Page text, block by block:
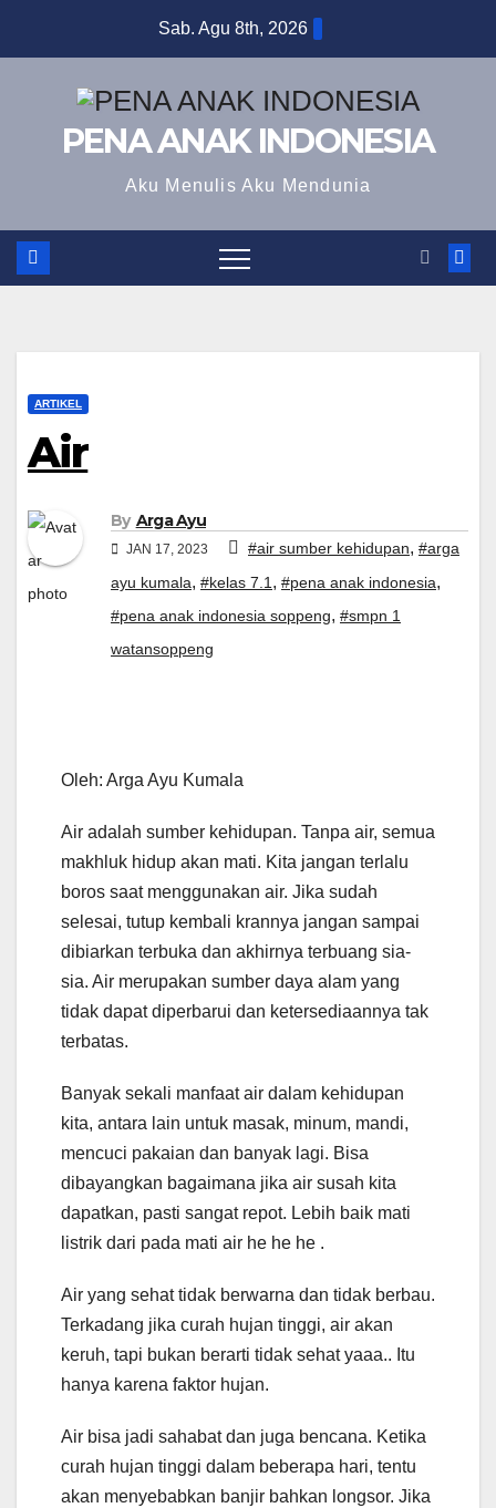
Sab. Agu 8th, 2026
PENA ANAK INDONESIA
Aku Menulis Aku Mendunia
ARTIKEL
Air
By Arga Ayu
JAN 17, 2023 #air sumber kehidupan, #arga
ayu kumala, #kelas 7.1 , #pena anak indonesia,
#pena anak indonesia soppeng, #smpn 1
watansoppeng
Oleh: Arga Ayu Kumala
Air adalah sumber kehidupan. Tanpa air, semua
makhluk hidup akan mati. Kita jangan terlalu
boros saat menggunakan air. Jika sudah
selesai, tutup kembali krannya jangan sampai
dibiarkan terbuka dan akhirnya terbuang sia-
sia. Air merupakan sumber daya alam yang
tidak dapat diperbarui dan ketersediaannya tak
terbatas.
Banyak sekali manfaat air dalam kehidupan
kita, antara lain untuk masak, minum, mandi,
mencuci pakaian dan banyak lagi. Bisa
dibayangkan bagaimana jika air susah kita
dapatkan, pasti sangat repot. Lebih baik mati
listrik dari pada mati air he he he .
Air yang sehat tidak berwarna dan tidak berbau.
Terkadang jika curah hujan tinggi, air akan
keruh, tapi bukan berarti tidak sehat yaaa.. Itu
hanya karena faktor hujan.
Air bisa jadi sahabat dan juga bencana. Ketika
curah hujan tinggi dalam beberapa hari, tentu
akan menyebabkan banjir bahkan longsor. Jika